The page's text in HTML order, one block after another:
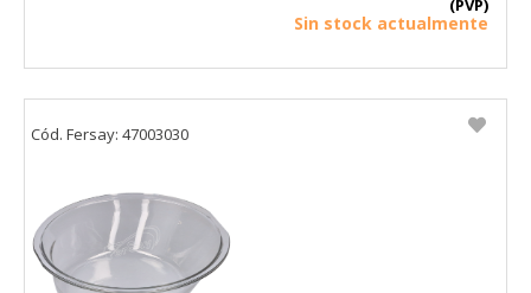
(PVP)
Sin stock actualmente
Cód. Fersay: 47003030